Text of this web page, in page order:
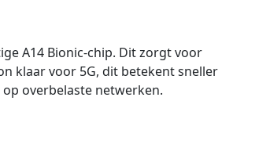
A14 Bionic-chip. Dit zorgt voor
klaar voor 5G, dit betekent sneller
overbelaste netwerken.